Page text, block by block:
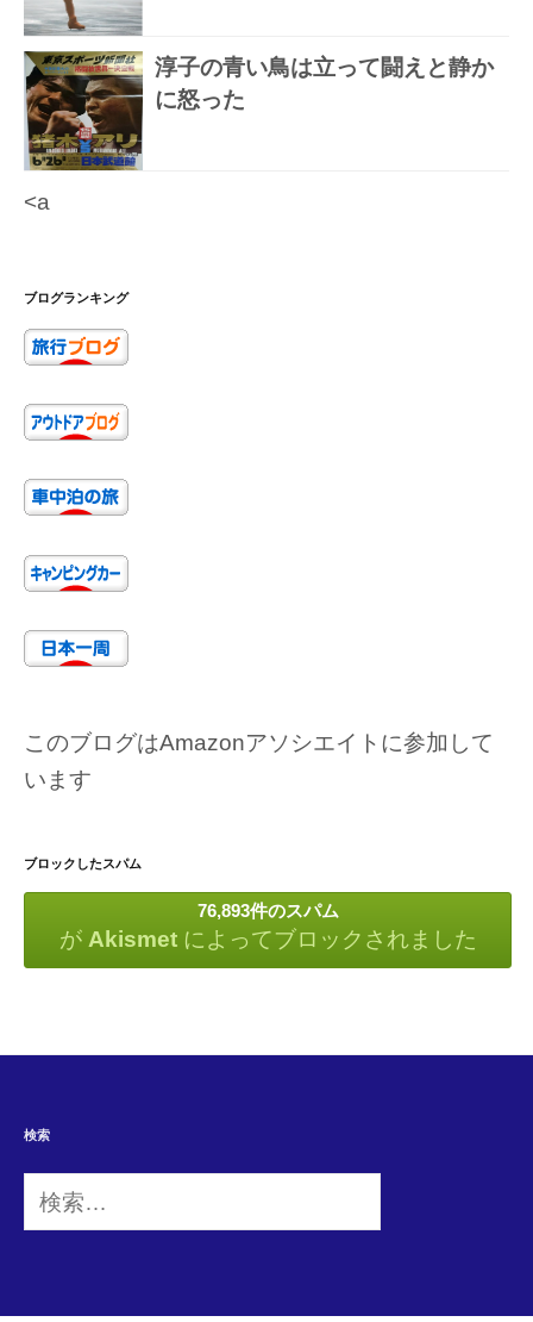
淳子の青い鳥は立って闘えと静か
に怒った
<a
ブログランキング
このブログはAmazonアソシエイトに参加して
います
ブロックしたスパム
76,893件のスパム
が Akismetによってブロックされました
検索
検
索: